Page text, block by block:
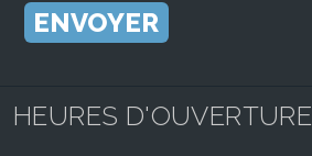
HEURES D'OUVERTURE